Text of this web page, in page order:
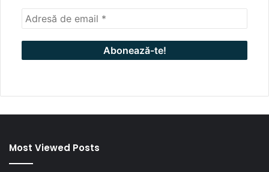
Most Viewed Posts